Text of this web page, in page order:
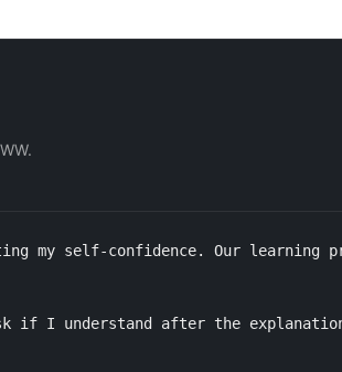
my self-confidence. Our
if I understand after the